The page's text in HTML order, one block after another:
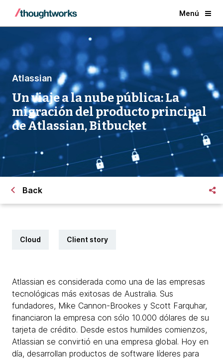
Menú
Atlassian
Un viaje a la nube pública: La
migración del producto principal
de Atlassian, Bitbucket
Back
Cloud Client story
Atlassian es considerada como una de las empresas
tecnológicas más exitosas de Australia. Sus
fundadores, Mike Cannon-Brookes y Scott Farquhar,
financiaron la empresa con sólo 10.000 dólares de su
tarjeta de crédito. Desde estos humildes comienzos,
Atlassian se convirtió en una empresa global. Hoy en
día, desarrollan productos de software líderes para